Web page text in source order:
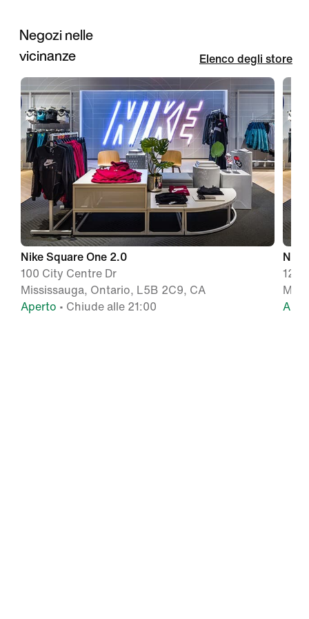
Negozi nelle
vicinanze
Elenco degli store
Nike Square One 2.0
100 City Centre Dr
Mississauga, Ontario, L5B 2C9, CA
Aperto • Chiude alle 21:00